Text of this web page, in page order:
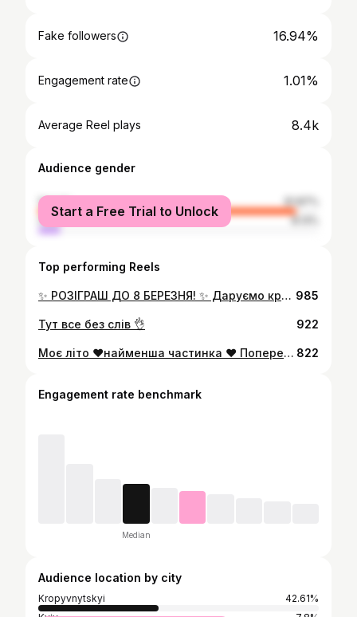
Fake followers 16.94%
Engagement rate 1.01%
Average Reel plays 8.4k
Audience gender
female
91.87%
male
8.13%
Start a Free Trial to Unlock
Top performing Reels
✨ РОЗІГРАШ ДО 8 БЕРЕЗНЯ! ✨ Даруємо круті подарунки, щоб ти відчула себе королевою! 👑 🎁 Що можна виграти? 💋 Збільшення губ від косметолога 🎨 Фарбування волосся від колориста 📸 Повний пакет для фотосесії: візажист + стиліст + фотограф Як взяти участь? ❤️ Підписатися на @maxim_burlakov_coloris та @dr.ishchenko__cosmetologist 💬 Написати в коментарях «Хочу!» і відзначити 1 подругу (чим більше коментарів — тим вищий шанс виграти!) 📢 Зробити репост сторіс з відміткою нас (за бажанням, але нам буде приємно 😊) Підсумки підведемо 8 березня у сторіс! Удачі! ✨ 985
Тут все без слів 👌 922
Моє літо ❤️найменша частинка ❤️ Попереду тільки краще ❤️ дякую людям , які поруч❤️і тим , хто зʼявився в моєму житті 🥰 822
Engagement rate benchmark
Median
Audience location by city
Kropyvnytskyi
42.61%